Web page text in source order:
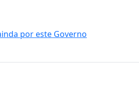
por este Governo